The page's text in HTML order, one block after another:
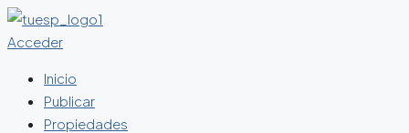
Acceder
Inicio
Publicar
Propiedades